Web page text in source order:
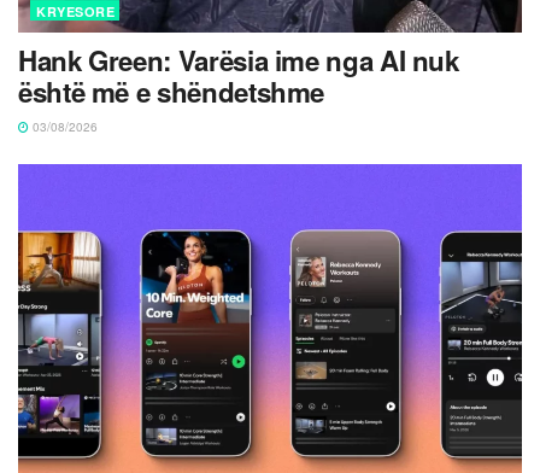
KRYESORE
Hank Green: Varësia ime nga AI nuk
është më e shëndetshme
03/08/2026